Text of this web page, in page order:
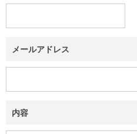
メールアドレス
内容